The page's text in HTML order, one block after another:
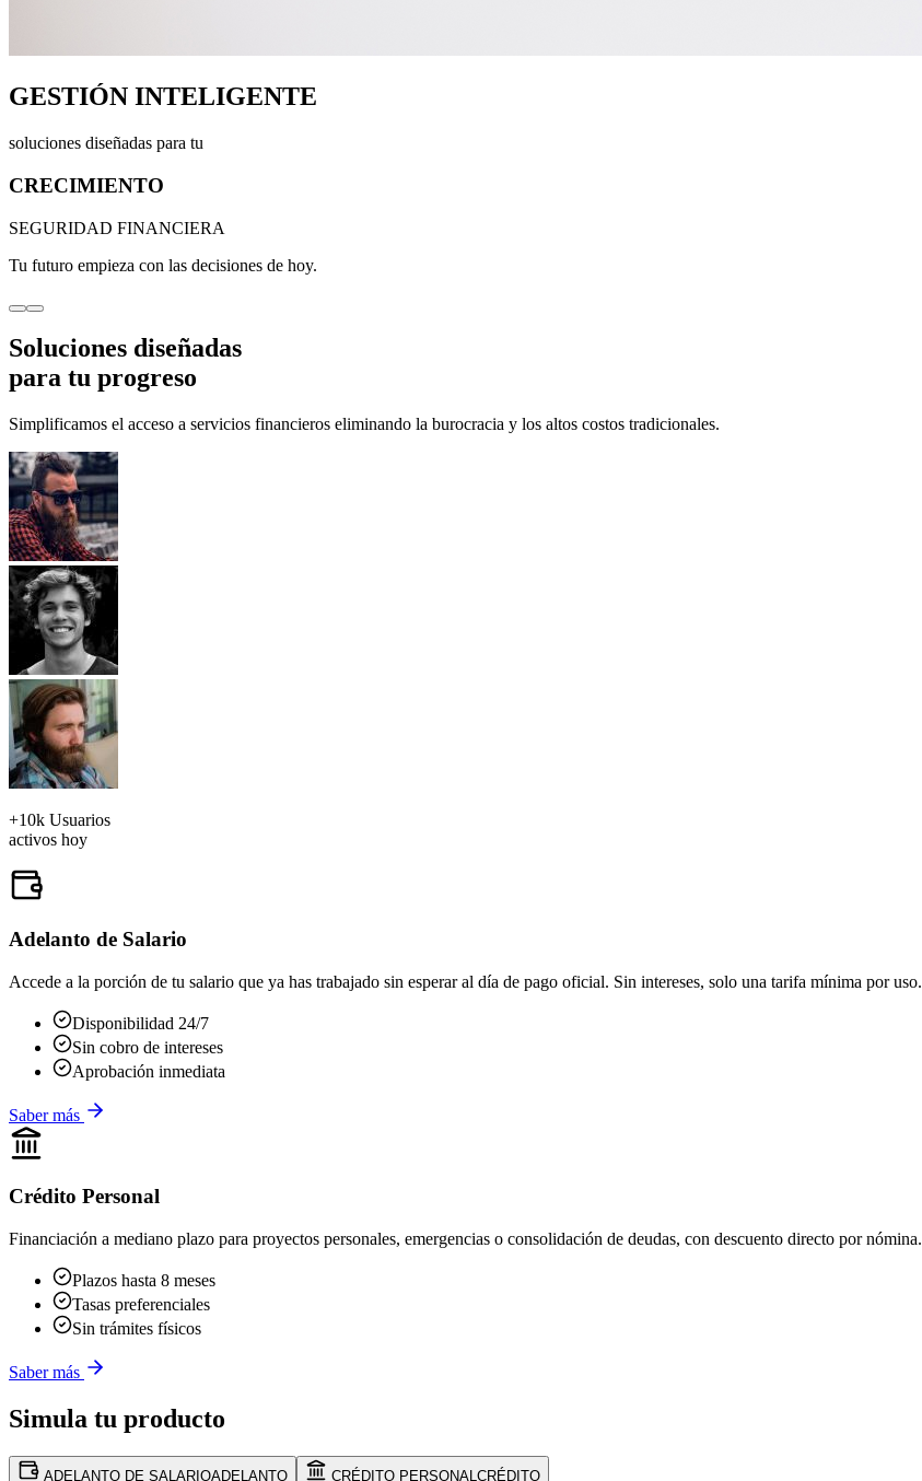
GESTIÓN INTELIGENTE
soluciones diseñadas para tu
CRECIMIENTO
SEGURIDAD FINANCIERA
Tu futuro empieza con las decisiones de hoy.
Soluciones diseñadas
para tu progreso
Simplificamos el acceso a servicios financieros eliminando la burocracia y los altos costos tradicionales.
+10k Usuarios
activos hoy
Adelanto de Salario
Accede a la porción de tu salario que ya has trabajado sin esperar al día de pago oficial. Sin intereses, solo una tarifa mínima por uso.
Disponibilidad 24/7
Sin cobro de intereses
Aprobación inmediata
Saber más
Crédito Personal
Financiación a mediano plazo para proyectos personales, emergencias o consolidación de deudas, con descuento directo por nómina.
Plazos hasta 8 meses
Tasas preferenciales
Sin trámites físicos
Saber más
Simula tu producto
ADELANTO DE SALARIOADELANTO CRÉDITO PERSONALCRÉDITO